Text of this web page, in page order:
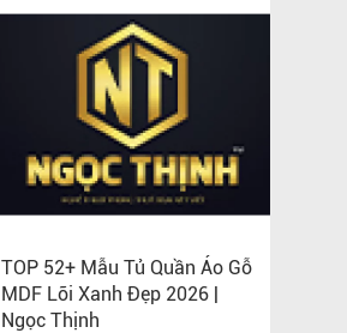
TOP 52+ Mẫu Tủ Quần Áo Gỗ
MDF Lõi Xanh Đẹp 2026 |
Ngọc Thịnh